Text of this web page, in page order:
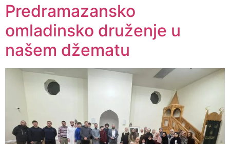
Predramazansko
omladinsko druženje u
našem džematu